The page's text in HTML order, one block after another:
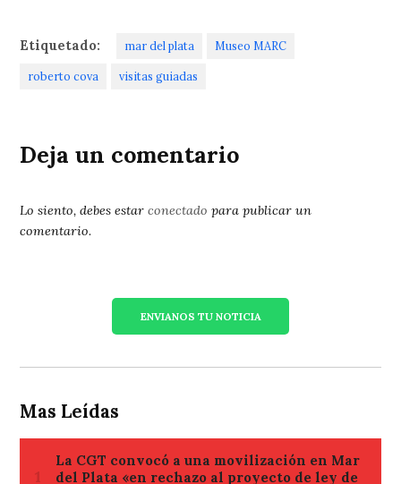
Etiquetado: mar del plata Museo MARC
roberto cova visitas guiadas
Deja un comentario
Lo siento, debes estarconectado para publicar un
comentario.
ENVIANOS TU NOTICIA
Mas Leídas